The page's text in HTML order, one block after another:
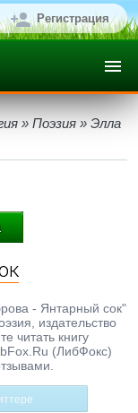
Регистрация
» Поэзия » Элла
- Янтарный сок"
издательство
читать книгу
(ЛибФокс)